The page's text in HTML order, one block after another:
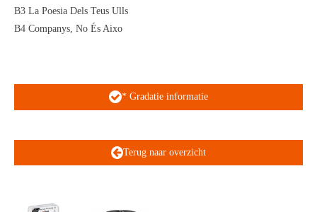
B3 La Poesia Dels Teus Ulls
B4 Companys, No És Aixo
* Gradatie informatie
Terug naar overzicht